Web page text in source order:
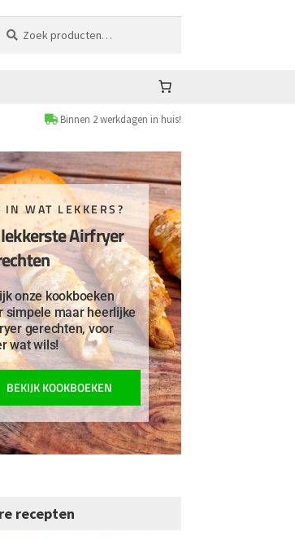
naar:
Binnen 2 werkdagen in huis!
IN WAT LEKKERS?
Airfryer
onze kookboeken
simpele maar heerlijke
gerechten, voor
wat wils!
BEKIJK KOOKBOEKEN
recepten